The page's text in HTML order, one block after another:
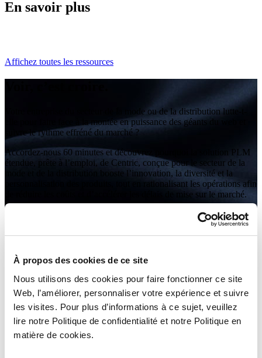
À propos des cookies de ce site
Nous utilisons des cookies pour faire fonctionner ce site
Web, l’améliorer, personnaliser votre expérience et suivre
les visites. Pour plus d’informations à ce sujet, veuillez
lire notre Politique de confidentialité et notre Politique en
matière de cookies.
En savoir plus
Affichez toutes les ressources
Votre entreprise du secteur de la mode ou de la distribution lutte-t-
elle pour faire face à la montée en puissance des géants du web et
suivre le rythme effréné du marché ?
Accordez-nous 60 minutes et découvrez pourquoi la solution PLM
étendue, prête à l’emploi, de Centric, conçue pour le secteur de la
mode et de la distribution booste l’innovation, la diversité et la
personnalisation des produits, tout en rationalisant les opérations afin
de réduire les coûts et d’accélérer les délais de mise sur le marché.